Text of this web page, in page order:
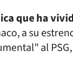
que ha
a su
al